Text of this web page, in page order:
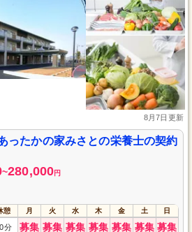
8月7日更新
ったかの家みさとの栄養士の契約
~280,000円
憩 月 火 水 木 金 土 日
分 募集 募集 募集 募集 募集 募集 募集